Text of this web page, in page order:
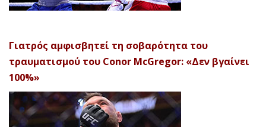
Γιατρός αμφισβητεί τη σοβαρότητα του
τραυματισμού του Conor McGregor: «Δεν βγαίνει
100%»